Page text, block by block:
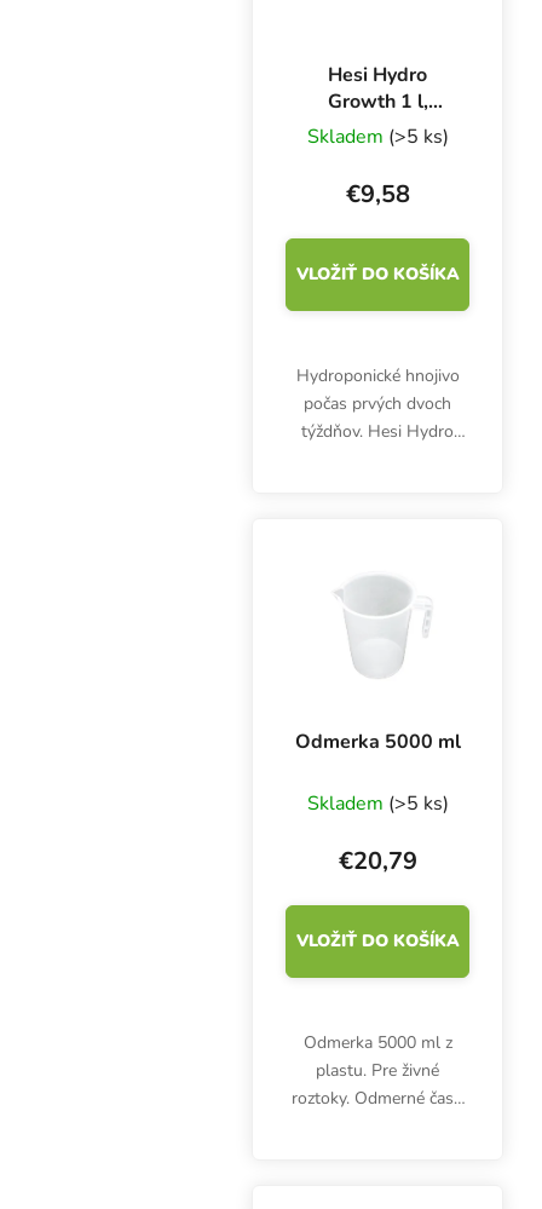
Hesi Hydro
Growth 1 l,
základné rastové
hnojivo
Skladem (>5 ks)
€9,58
VLOŽIŤ DO KOŠÍKA
Hydroponické hnojivo
počas prvých dvoch
týždňov. Hesi Hydro
inertné médiá
kamenná...
Odmerka 5000 ml
Skladem (>5 ks)
€20,79
VLOŽIŤ DO KOŠÍKA
Odmerka 5000 ml z
plastu. Pre živné
roztoky. Odmerné časti